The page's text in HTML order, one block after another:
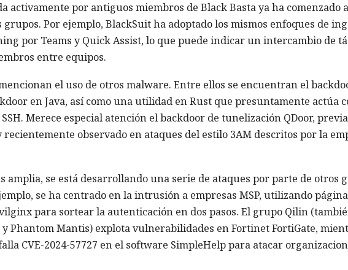
activamente por antiguos miembros de Black Basta ya ha comenzado a
Por ejemplo, BlackSuit ha adoptado los mismos enfoques de
por Teams y Quick Assist, lo que puede indicar un intercambio de
entre equipos.
el uso de otros malware. Entre ellos se encuentran el
en Java, así como una utilidad en Rust que presuntamente actúa
Merece especial atención el backdoor de tunelización QDoor,
observado en ataques del estilo 3AM descritos por la
amplia, se está desarrollando una serie de ataques por parte de otros
se ha centrado en la intrusión a empresas MSP, utilizando
para sortear la autenticación en dos pasos. El grupo Qilin
y Phantom Mantis) explota vulnerabilidades en Fortinet FortiGate,
CVE-2024-57727 en el software SimpleHelp para atacar